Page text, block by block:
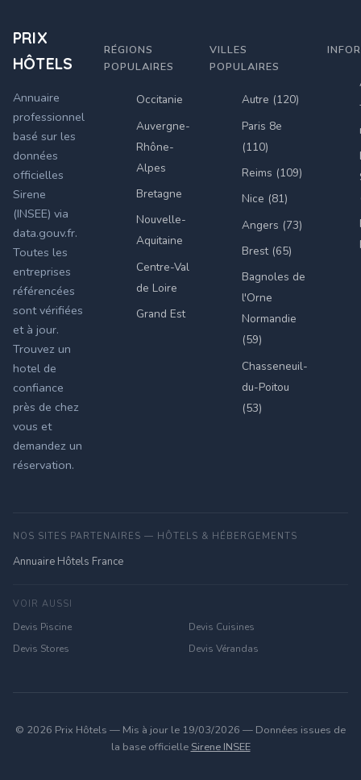
PRIX
HÔTELS
Annuaire
professionnel
basé sur les
données
officielles
Sirene
(INSEE) via
data.gouv.fr.
Toutes les
entreprises
référencées
sont vérifiées
et à jour.
Trouvez un
hotel de
confiance
près de chez
vous et
demandez un
réservation.
RÉGIONS
POPULAIRES
Occitanie
Auvergne-
Rhône-
Alpes
Bretagne
Nouvelle-
Aquitaine
Centre-Val
de Loire
Grand Est
VILLES
POPULAIRES
Autre (120)
Paris 8e
(110)
Reims (109)
Nice (81)
Angers (73)
Brest (65)
Bagnoles de
l'Orne
Normandie
(59)
Chasseneuil-
du-Poitou
(53)
NOS SITES PARTENAIRES — HÔTELS & HÉBERGEMENTS
Annuaire Hôtels France
VOIR AUSSI
Devis Piscine
Devis Cuisines
Devis Stores
Devis Vérandas
© 2026 Prix Hôtels — Mis à jour le 19/03/2026 — Données issues de
la base officielle Sirene INSEE